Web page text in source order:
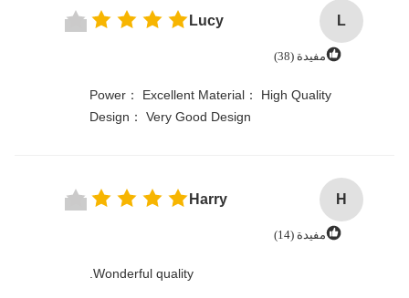
L
Lucy
مفيدة (38)
Power： Excellent Material： High Quality
Design： Very Good Design
H
Harry
مفيدة (14)
Wonderful quality.